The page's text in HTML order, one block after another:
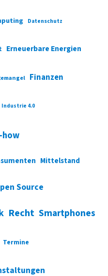
Datenschutz
Erneuerbare Energien
Finanzen
Industrie 4.0
how
Mittelstand
Source
Recht Smartphones
Termine